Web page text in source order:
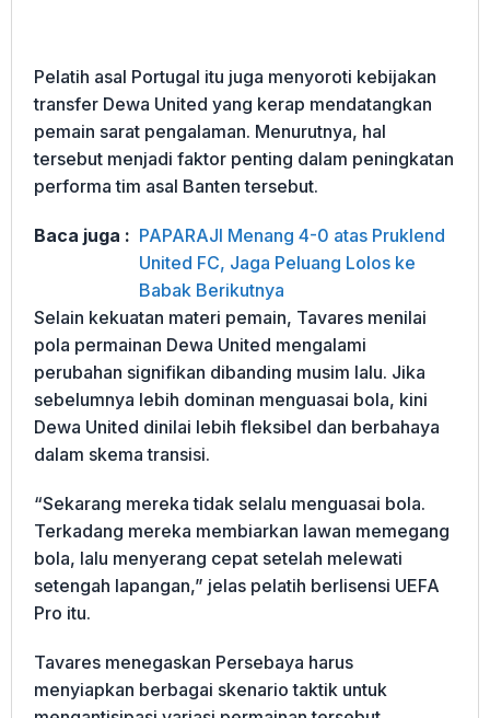
Pelatih asal Portugal itu juga menyoroti kebijakan
transfer Dewa United yang kerap mendatangkan
pemain sarat pengalaman. Menurutnya, hal
tersebut menjadi faktor penting dalam peningkatan
performa tim asal Banten tersebut.
Baca juga : PAPARAJI Menang 4-0 atas Pruklend
United FC, Jaga Peluang Lolos ke
Babak Berikutnya
Selain kekuatan materi pemain, Tavares menilai
pola permainan Dewa United mengalami
perubahan signifikan dibanding musim lalu. Jika
sebelumnya lebih dominan menguasai bola, kini
Dewa United dinilai lebih fleksibel dan berbahaya
dalam skema transisi.
“Sekarang mereka tidak selalu menguasai bola.
Terkadang mereka membiarkan lawan memegang
bola, lalu menyerang cepat setelah melewati
setengah lapangan,” jelas pelatih berlisensi UEFA
Pro itu.
Tavares menegaskan Persebaya harus
menyiapkan berbagai skenario taktik untuk